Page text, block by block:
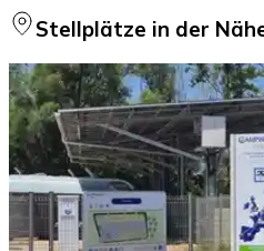
Stellplätze in der